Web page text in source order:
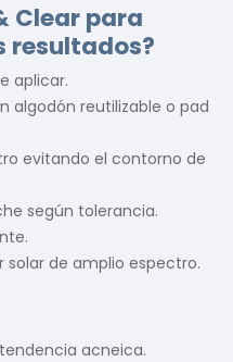
Clear para
resultados?
aplicar.
algodón reutilizable o pad
evitando el contorno de
según tolerancia.
de amplio espectro.
acneica.